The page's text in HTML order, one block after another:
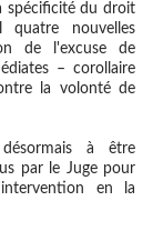
spécificité du droit
quatre nouvelles
de l'excuse de
– corollaire
la volonté de
à être
par le Juge pour
en la